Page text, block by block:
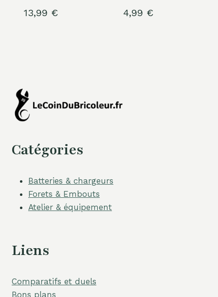
13,99 € 4,99 €
Catégories
Batteries & chargeurs
Forets & Embouts
Atelier & équipement
Liens
Comparatifs et duels
Bons plans